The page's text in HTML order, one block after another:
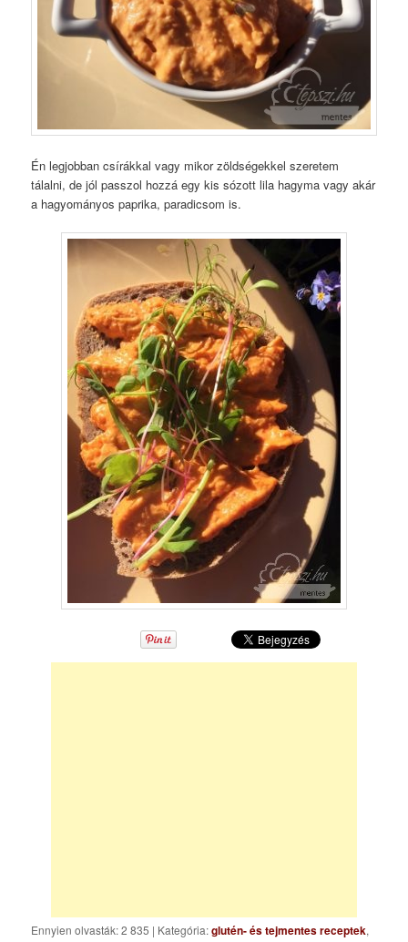
Én legjobban csírákkal vagy mikor zöldségekkel szeretem
tálalni, de jól passzol hozzá egy kis sózott lila hagyma vagy akár
a hagyományos paprika, paradicsom is.
Ennyien olvasták: 2 835 | Kategória:glutén- és tejmentes receptek,